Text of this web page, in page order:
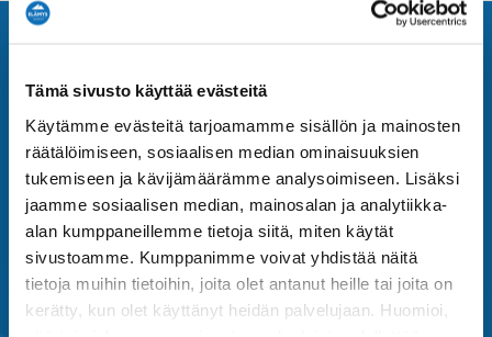
Tämä sivusto käyttää evästeitä
Käytämme evästeitä tarjoamamme sisällön ja mainosten
räätälöimiseen, sosiaalisen median ominaisuuksien
tukemiseen ja kävijämäärämme analysoimiseen. Lisäksi
jaamme sosiaalisen median, mainosalan ja analytiikka-
alan kumppaneillemme tietoja siitä, miten käytät
sivustoamme. Kumppanimme voivat yhdistää näitä
tietoja muihin tietoihin, joita olet antanut heille tai joita on
kerätty, kun olet käyttänyt heidän palvelujaan. Huomioi,
Yhteystiedot
Elämys DMC is part of Elämys Group -
corporation
Hämeentie 31, 00500 Helsinki
Booking Terms and Conditions